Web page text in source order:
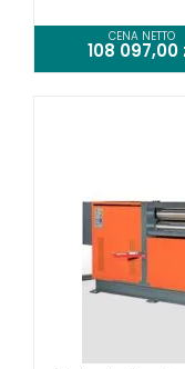
CENA NETTO
108 097,00